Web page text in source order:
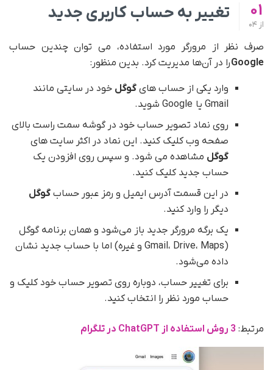
01
از
تغییر به حساب کاربری جدید
صرف نظر از مرورگر مورد استفاده، می توان چندین حساب
Googleرا در آن‌ها مدیریت کرد. بدین منظور:
وارد یکی از حساب هایگوگل خود در سایتی مانند
Gmail یا Google شوید.
روی نماد تصویر حساب خود در گوشه سمت راست بالای
صفحه وب کلیک کنید. این نماد در اکثر سایت های
گوگل مشاهده می شود. و سپس روی افزودن یک
حساب جدید کلیک کنید.
در این قسمت آدرس ایمیل و رمز عبور حسابگوگل
دیگر را وارد کنید.
یک برگه مرورگر جدید باز می‌شود و همان برنامه گوگل
(Gmail، Drive، Maps و غیره) اما با حساب جدید نشان
داده می‌شود.
برای تغییر حساب، دوباره روی تصویر حساب خود کلیک و
حساب مورد نظر را انتخاب کنید.
مرتبط: 3 روش استفاده از ChatGPT در تلگرام